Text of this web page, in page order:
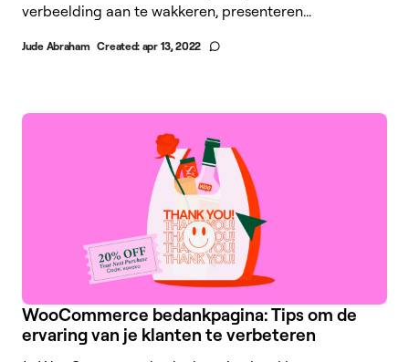
verbeelding aan te wakkeren, presenteren...
Jude Abraham Created: apr 13, 2022
WooCommerce bedankpagina: Tips om de
ervaring van je klanten te verbeteren